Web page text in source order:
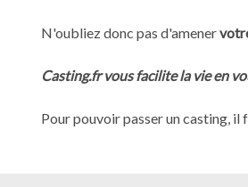
N'oubliez donc pas d'amener
Casting.fr vous facilite la vie en
Pour pouvoir passer un casting,
Gestion des cookies
améliorent la performance et la sécurité